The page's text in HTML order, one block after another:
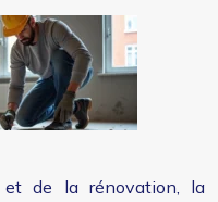
de la rénovation, la